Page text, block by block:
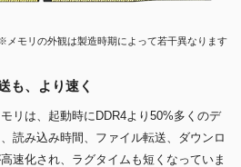
メモリの外観は製造時期によって若干異なります
も、より速く
リは、起動時にDDR4より50%多くのデ
読み込み時間、ファイル転送、ダウンロ
速化され、ラグタイムも短くなっていま